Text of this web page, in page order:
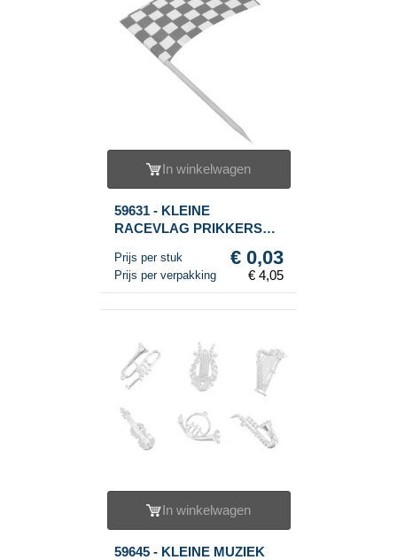
In winkelwagen
59631 - KLEINE
RACEVLAG PRIKKERS
Prijs per stuk € 0,03
Prijs per verpakking € 4,05
In winkelwagen
59645 - KLEINE MUZIEK